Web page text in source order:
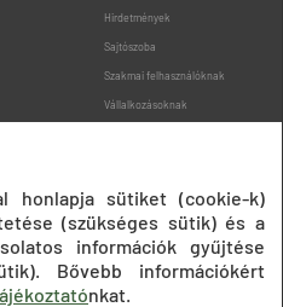
Hirdetmények
Sajtószoba
Szakmai felhasználóknak
Vállalkozásoknak
Oldaltérkép
honlapja sütiket (cookie-k)
(szükséges sütik) és a
információk gyűjtése
Bővebb információkért
nkat.